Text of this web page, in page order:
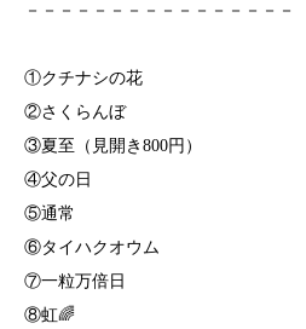
⁡⁡－－－－－－－－－－－－－－－－
①クチナシの花
②さくらんぼ
③夏至（見開き800円）
④父の日
⑤通常
⑥タイハクオウム
⑦一粒万倍日
⑧虹🌈